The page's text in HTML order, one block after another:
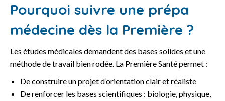
Pourquoi suivre une prépa
médecine dès la Première ?
Les études médicales demandent des bases solides et une
méthode de travail bien rodée. La Première Santé permet :
De construire un projet d’orientation clair et réaliste
De renforcer les bases scientifiques : biologie, physique,